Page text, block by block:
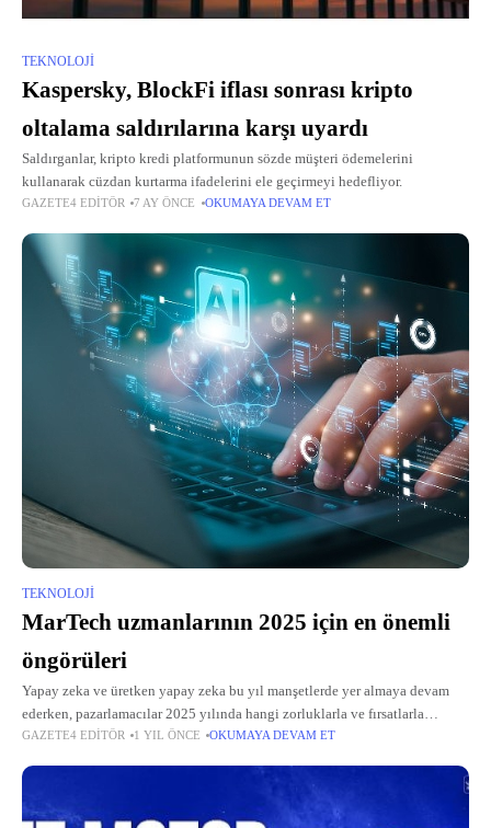
TEKNOLOJI
Kaspersky, BlockFi iflası sonrası kripto
oltalama saldırılarına karşı uyardı
Saldırganlar, kripto kredi platformunun sözde müşteri ödemelerini
kullanarak cüzdan kurtarma ifadelerini ele geçirmeyi hedefliyor.
GAZETE4 EDITÖR 7 AY ÖNCE OKUMAYA DEVAM ET
TEKNOLOJI
MarTech uzmanlarının 2025 için en önemli
öngörüleri
Yapay zeka ve üretken yapay zeka bu yıl manşetlerde yer almaya devam
ederken, pazarlamacılar 2025 yılında hangi zorluklarla ve fırsatlarla
karşılaşacak? Veri ve yapay zeka alanının lideri SAS'ın önde gelen düşünce
GAZETE4 EDITÖR 1 YIL ÖNCE OKUMAYA DEVAM ET